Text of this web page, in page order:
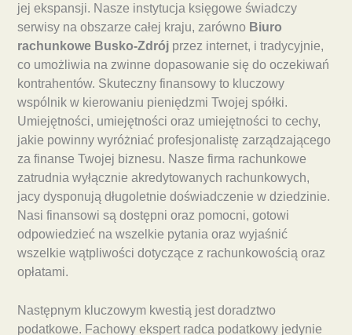
jej ekspansji. Nasze instytucja księgowe świadczy
serwisy na obszarze całej kraju, zarówno Biuro
rachunkowe Busko-Zdrój przez internet, i tradycyjnie,
co umożliwia na zwinne dopasowanie się do oczekiwań
kontrahentów. Skuteczny finansowy to kluczowy
wspólnik w kierowaniu pieniędzmi Twojej spółki.
Umiejętności, umiejętności oraz umiejętności to cechy,
jakie powinny wyróżniać profesjonalistę zarządzającego
za finanse Twojej biznesu. Nasze firma rachunkowe
zatrudnia wyłącznie akredytowanych rachunkowych,
jacy dysponują długoletnie doświadczenie w dziedzinie.
Nasi finansowi są dostępni oraz pomocni, gotowi
odpowiedzieć na wszelkie pytania oraz wyjaśnić
wszelkie wątpliwości dotyczące z rachunkowością oraz
opłatami.
Następnym kluczowym kwestią jest doradztwo
podatkowe. Fachowy ekspert radca podatkowy jedynie